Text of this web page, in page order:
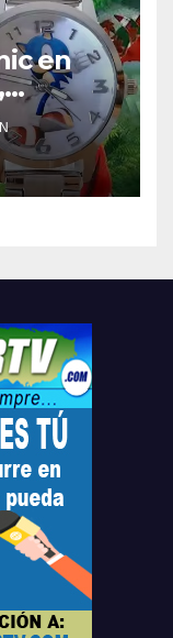
en
que